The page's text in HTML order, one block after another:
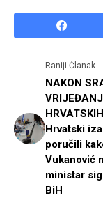
Raniji Članak
NAKON
Hrvatski
poručili
Vukanović
ministar
BiH